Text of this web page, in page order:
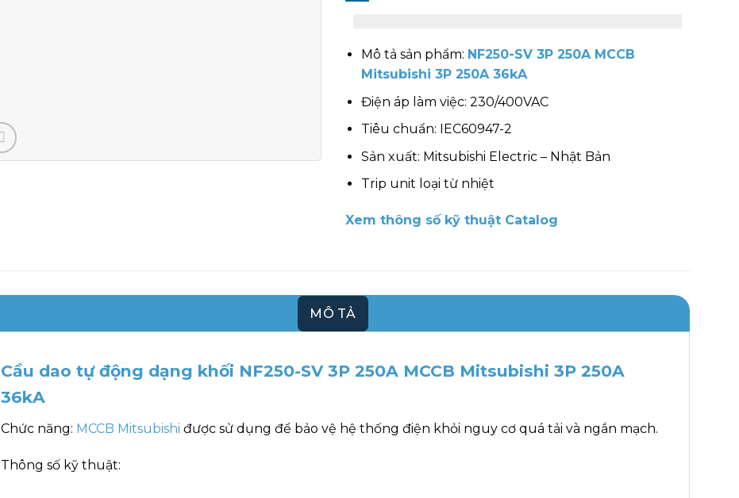
Mô tả sản phẩm: NF250-SV 3P 250A MCCB
Mitsubishi 3P 250A 36kA
Điện áp làm việc: 230/400VAC
Tiêu chuẩn: IEC60947-2
Sản xuất: Mitsubishi Electric – Nhật Bản
Trip unit loại từ nhiệt
Xem thông số kỹ thuật Catalog
MÔ TẢ
Cầu dao tự động dạng khối NF250-SV 3P 250A MCCB Mitsubishi 3P 250A
36kA
Chức năng: MCCB Mitsubishi được sử dụng để bảo vệ hệ thống điện khỏi nguy cơ quá tải và ngắn mạch.
Thông số kỹ thuật: